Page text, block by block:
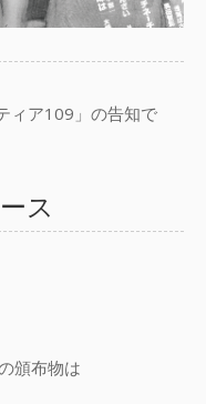
ィア109」の告知で
ス
頒布物は